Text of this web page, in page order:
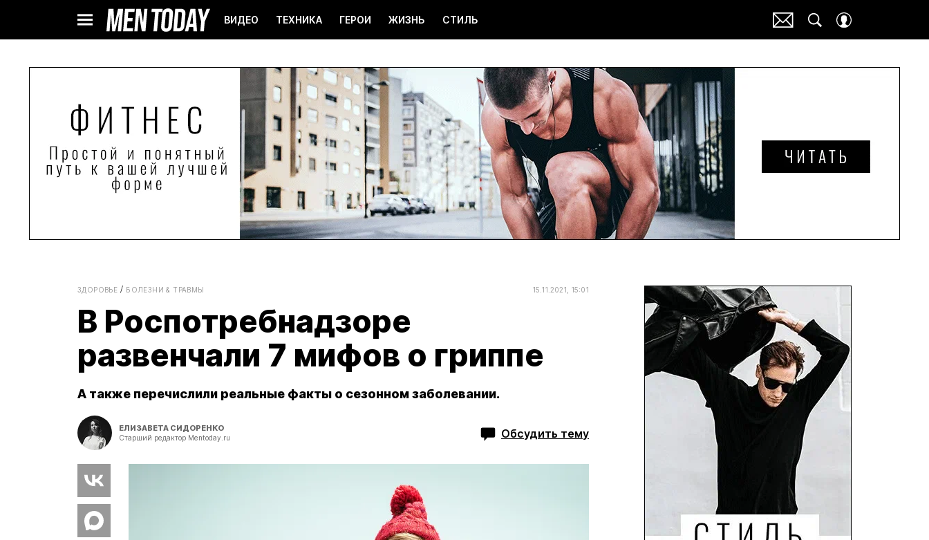
ВИДЕО ТЕХНИКА ГЕРОИ ЖИЗНЬ СТИЛЬ
ЗДОРОВЬЕ БОЛЕЗНИ & ТРАВМЫ 15.11.2021, 15:01
В Роспотребнадзоре
развенчали 7 мифов о гриппе
А также перечислили реальные факты о сезонном заболевании.
ЕЛИЗАВЕТА СИДОРЕНКО
Старший редактор Mentoday.ru Обсудить тему